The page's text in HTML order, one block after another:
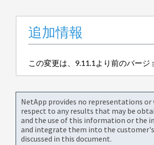
追加情報
この変更は、9.11.1より前のバー
NetApp provides no representations
respect to any results that may be
and the use of this information or the
and integrate them into the
discussed in this document.